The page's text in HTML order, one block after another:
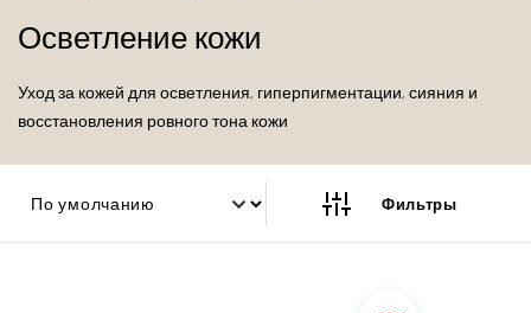
Осветление кожи
Уход за кожей для осветления, гиперпигментации, сияния и
восстановления ровного тона кожи